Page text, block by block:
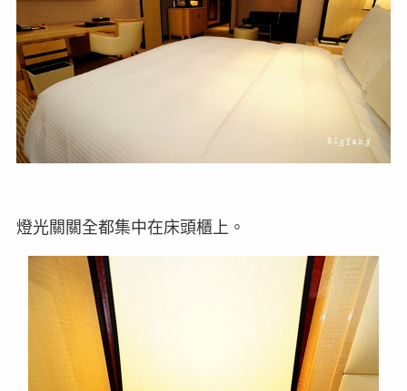
燈光關關全都集中在床頭櫃上。